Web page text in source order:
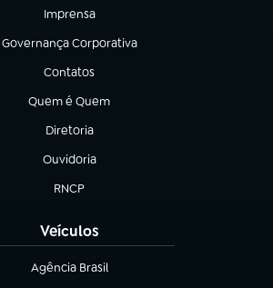
Imprensa
(abre em nova aba)
Governança Corporativa
(abre em nova aba)
Contatos
(abre em nova aba)
Quem é Quem
(abre em nova aba)
Diretoria
(abre em nova aba)
Ouvidoria
(abre em nova aba)
RNCP
(abre em nova aba)
Veículos
Agência Brasil
(abre em nova aba)